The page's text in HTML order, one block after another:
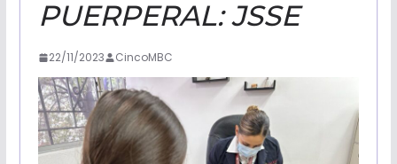
PUERPERAL: JSSE
22/11/2023 CincoMBC